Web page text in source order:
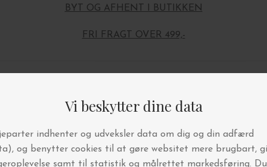
BYT OG AFHENT I BUTIKKEN
FRI FRAGT OVER 499,-
Andre købte også